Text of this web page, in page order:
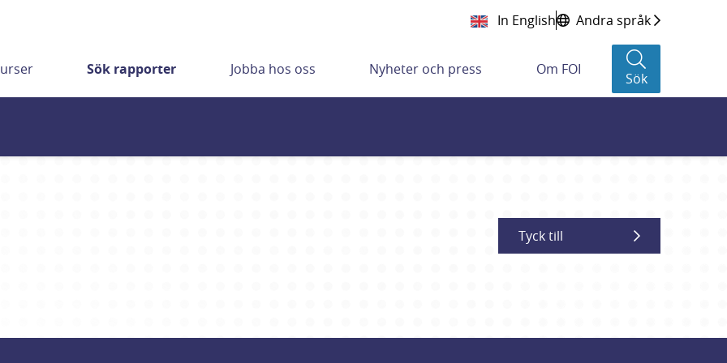
In English Andra språk
Sök rapporter Jobba hos oss Nyheter och press Om FOI
Sök
Tyck till